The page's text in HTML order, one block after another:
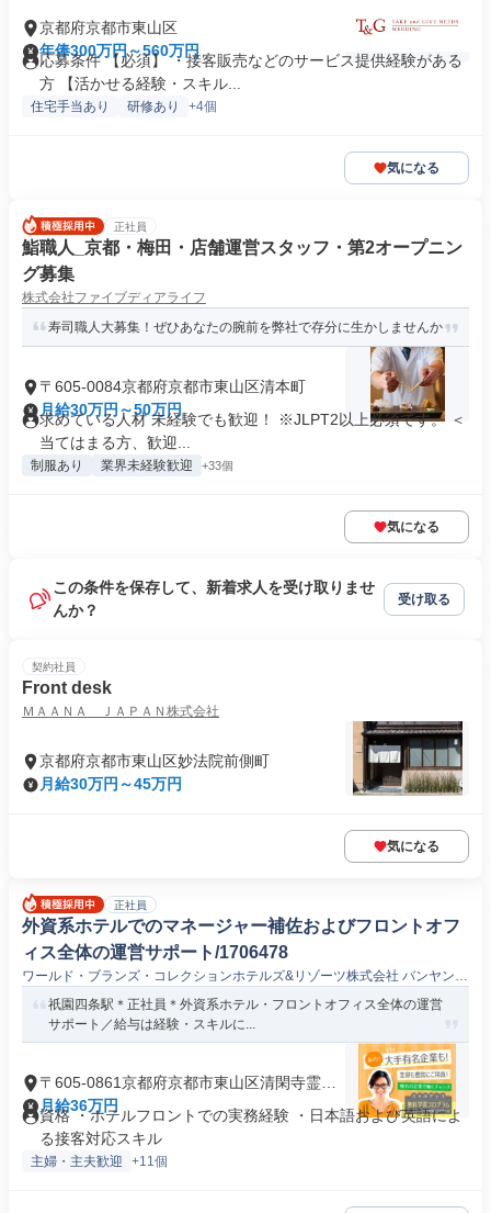
京都府京都市東山区
年俸300万円～560万円
応募条件 【必須】 ・接客販売などのサービス提供経験がある
方 【活かせる経験・スキル...
住宅手当あり 研修あり +4個
気になる
正社員
鮨職人_京都・梅田・店舗運営スタッフ・第2オープニン
グ募集
株式会社ファイブディアライフ
寿司職人大募集！ぜひあなたの腕前を弊社で存分に生かしませんか
〒605-0084京都府京都市東山区清本町
月給30万円～50万円
求めている人材 未経験でも歓迎！ ※JLPT2以上必須です。 ＜
当てはまる方、歓迎...
制服あり 業界未経験歓迎 +33個
気になる
この条件を保存して、新着求人を受け取りませ
んか？
受け取る
契約社員
Front desk
ＭＡＡＮＡ ＪＡＰＡＮ株式会社
京都府京都市東山区妙法院前側町
月給30万円～45万円
気になる
正社員
外資系ホテルでのマネージャー補佐およびフロントオフ
ィス全体の運営サポート/1706478
ワールド・ブランズ・コレクションホテルズ&リゾーツ株式会社 バンヤンツ
リー・東山京都
祇園四条駅＊正社員＊外資系ホテル・フロントオフィス全体の運営
サポート／給与は経験・スキルに...
〒605-0861京都府京都市東山区清閑寺霊山
町
月給36万円
資格 ・ホテルフロントでの実務経験 ・日本語および英語によ
る接客対応スキル
主婦・主夫歓迎 +11個